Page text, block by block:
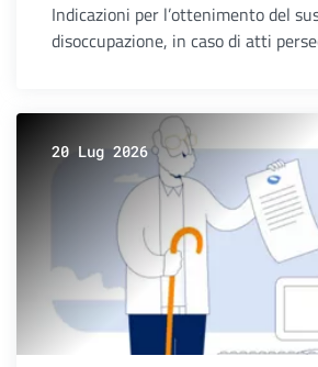
Indicazioni per l’ottenimento del
disoccupazione, in caso di atti
20 Lug 2026